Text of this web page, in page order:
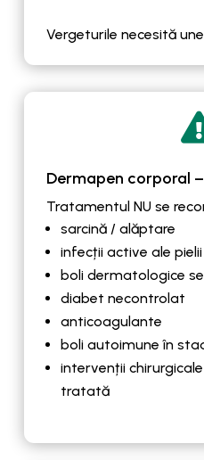
Vergeturile necesită
Dermapen corporal
Tratamentul NU se
sarcină / alăptare
infecții active ale pielii
boli dermatologice
diabet necontrolat
anticoagulante
boli autoimune în
intervenții
tratată